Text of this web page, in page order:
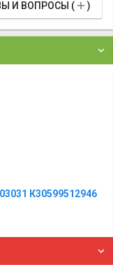
И ВОПРОСЫ ()
К30599512946